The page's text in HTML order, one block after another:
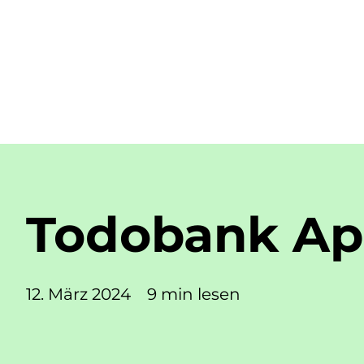
Todobank
12. März 2024 9 min lesen